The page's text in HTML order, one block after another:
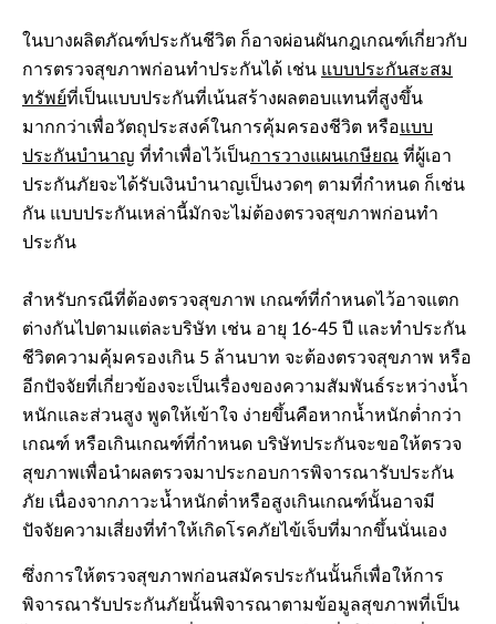
ในบางผลิตภัณฑ์ประกันชีวิต ก็อาจผ่อนผันกฎเกณฑ์เกี่ยวกับ
การตรวจสุขภาพก่อนทำประกันได้ เช่น แบบประกันสะสม
ทรัพย์ที่เป็นแบบประกันที่เน้นสร้างผลตอบแทนที่สูงขึ้น
มากกว่าเพื่อวัตถุประสงค์ในการคุ้มครองชีวิต หรือแบบ
ประกันบำนาญ ที่ทำเพื่อไว้เป็นการวางแผนเกษียณ ที่ผู้เอา
ประกันภัยจะได้รับเงินบำนาญเป็นงวดๆ ตามที่กำหนด ก็เช่น
กัน แบบประกันเหล่านี้มักจะไม่ต้องตรวจสุขภาพก่อนทำ
ประกัน
สำหรับกรณีที่ต้องตรวจสุขภาพ เกณฑ์ที่กำหนดไว้อาจแตก
ต่างกันไปตามแต่ละบริษัท เช่น อายุ 16-45 ปี และทำประกัน
ชีวิตความคุ้มครองเกิน 5 ล้านบาท จะต้องตรวจสุขภาพ หรือ
อีกปัจจัยที่เกี่ยวข้องจะเป็นเรื่องของความสัมพันธ์ระหว่างน้ำ
หนักและส่วนสูง พูดให้เข้าใจ ง่ายขึ้นคือหากน้ำหนักต่ำกว่า
เกณฑ์ หรือเกินเกณฑ์ที่กำหนด บริษัทประกันจะขอให้ตรวจ
สุขภาพเพื่อนำผลตรวจมาประกอบการพิจารณารับประกัน
ภัย เนื่องจากภาวะน้ำหนักต่ำหรือสูงเกินเกณฑ์นั้นอาจมี
ปัจจัยความเสี่ยงที่ทำให้เกิดโรคภัยไข้เจ็บที่มากขึ้นนั่นเอง
ซึ่งการให้ตรวจสุขภาพก่อนสมัครประกันนั้นก็เพื่อให้การ
พิจารณารับประกันภัยนั้นพิจารณาตามข้อมูลสุขภาพที่เป็น